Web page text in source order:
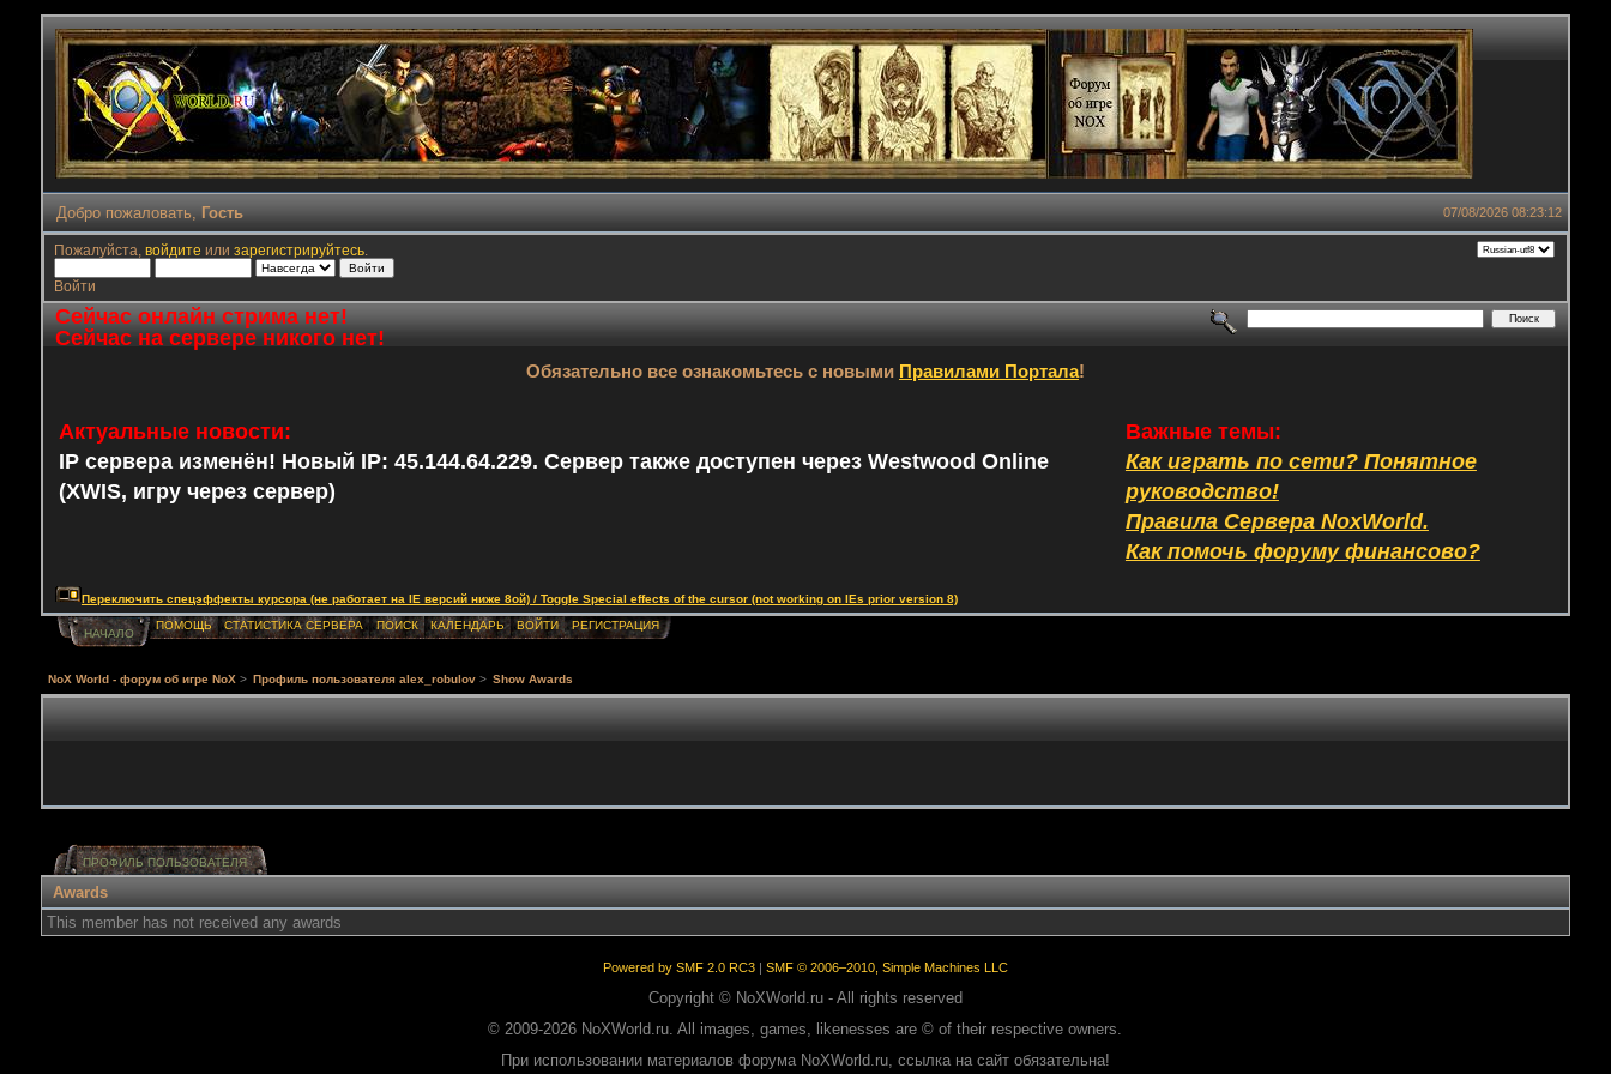
07/08/2026 08:23:12
Добро пожаловать, Гость
Пожалуйста, войдите или зарегистрируйтесь.
Войти
Сейчас онлайн стрима нет!
Сейчас на сервере никого нет!
Обязательно все ознакомьтесь с новыми Правилами Портала!
Актуальные новости:
IP сервера изменён! Новый IP: 45.144.64.229. Сервер также доступен через Westwood Online
(XWIS, игру через сервер)
Важные темы:
Как играть по сети? Понятное
руководство!
Правила Сервера NoxWorld.
Как помочь форуму финансово?
Переключить спецэффекты курсора (не работает на IE версий ниже 8ой) / Toggle Special effects of the cursor (not working on IEs prior version 8)
НАЧАЛО
ПОМОЩЬ СТАТИСТИКА СЕРВЕРА ПОИСК КАЛЕНДАРЬ ВОЙТИ РЕГИСТРАЦИЯ
NoX World - форум об игре NoX > Профиль пользователя aleх_robulov > Show Awards
ПРОФИЛЬ ПОЛЬЗОВАТЕЛЯ
Awards
This member has not received any awards
Powered by SMF 2.0 RC3| SMF © 2006–2010, Simple Machines LLC
Copyright © NoXWorld.ru - All rights reserved
© 2009-2026 NoXWorld.ru. All images, games, likenesses are © of their respective owners.
При использовании материалов форума NoXWorld.ru, ссылка на сайт обязательна!